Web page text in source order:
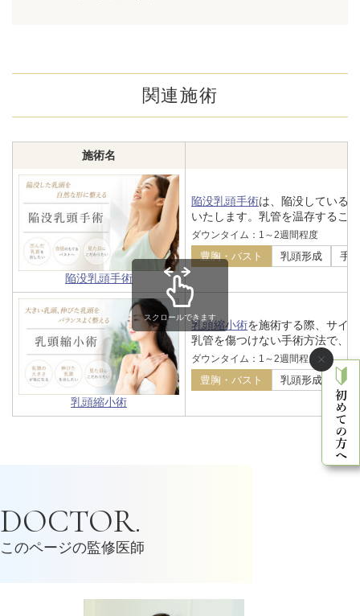
関連施術
施術名
陥没乳頭手術
陥没乳頭手術は、陥没している
いたします。乳管を温存するこ
ダウンタイム：1～2週間程度
豊胸・バスト 乳頭形成 手術
乳頭縮小術
乳頭縮小術を施術する際、サイ
乳管を傷つけない手術方法で、
ダウンタイム：1～2週間程度
豊胸・バスト 乳頭形成 手術
スクロールできます
DOCTOR.
このページの監修医師